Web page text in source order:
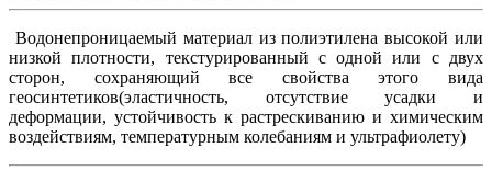
Водонепроницаемый материал из полиэтилена высокой или
низкой плотности, текстурированный с одной или с двух
сторон, сохраняющий все свойства этого вида
геосинтетиков(эластичность, отсутствие усадки и
деформации, устойчивость к растрескиванию и химическим
воздействиям, температурным колебаниям и ультрафиолету)